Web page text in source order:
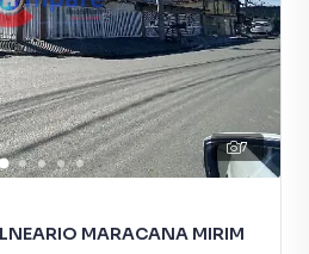
7
MARACANA MIRIM